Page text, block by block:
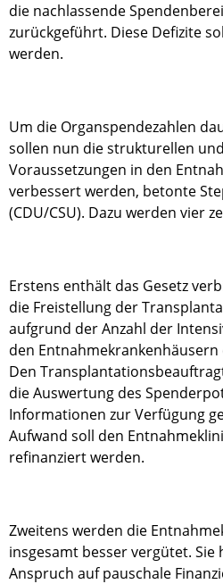
die nachlassende
zurückgeführt. Diese Defizite
werden.
Um die Organspendezahlen
sollen nun die strukturellen
Voraussetzungen in den
verbessert werden, betonte
(CDU/CSU). Dazu werden vier
Erstens enthält das Gesetz
die Freistellung der
aufgrund der Anzahl der
den
Den
die Auswertung des
Informationen zur Verfügung
Aufwand soll den
refinanziert werden.
Zweitens werden die
insgesamt besser vergütet. Sie
Anspruch auf pauschale